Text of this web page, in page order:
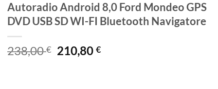
Autoradio Android 8,0 Ford Mondeo GPS
DVD USB SD WI-FI Bluetooth Navigatore
238,00€ Il
prezzo
210,80€Il